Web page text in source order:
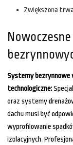
Zwiększona
Systemy bezrynnowe
technologiczne:
oraz systemy
dachu musi być
wyprofilowanie
izolacyjnych.